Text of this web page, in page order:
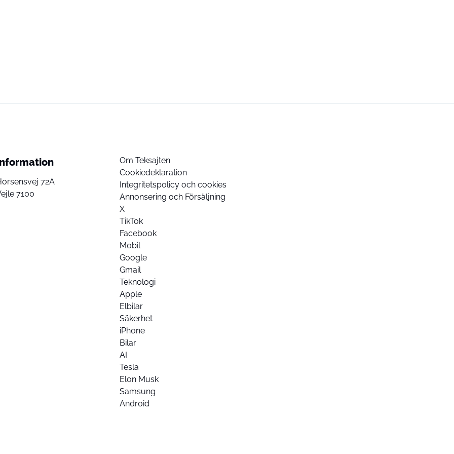
72A
7100
Om Teksajten
Cookiedeklaration
Integritetspolicy och cookies
Annonsering och Försäljning
X
TikTok
Facebook
Mobil
Google
Gmail
Teknologi
Apple
Elbilar
Säkerhet
iPhone
Bilar
AI
Tesla
Elon Musk
Samsung
Android